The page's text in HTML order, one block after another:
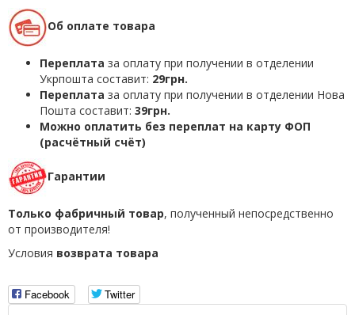
Об оплате товара
Переплата за оплату при получении в отделении
Укрпошта составит: 29грн.
Переплата за оплату при получении в отделении Нова
Пошта составит: 39грн.
Можно оплатить без переплат на карту ФОП
(расчётный счёт)
Гарантии
Только фабричный товар, полученный непосредственно
от производителя!
Условия возврата товара
Facebook
Twitter